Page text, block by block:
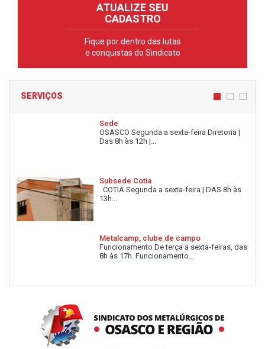
ATUALIZE SEU
CADASTRO
Fique por dentro das lutas
e conquistas do Sindicato
SERVIÇOS
Sede
OSASCO Segunda a sexta-feira Diretoria |
Das 8h às 12h |...
Subsede Cotia
COTIA Segunda a sexta-feira | DAS 8h às
13h...
Metalcamp, clube de campo
Funcionamento De terça a sexta-feiras, das
8h às 17h. Funcionamento...